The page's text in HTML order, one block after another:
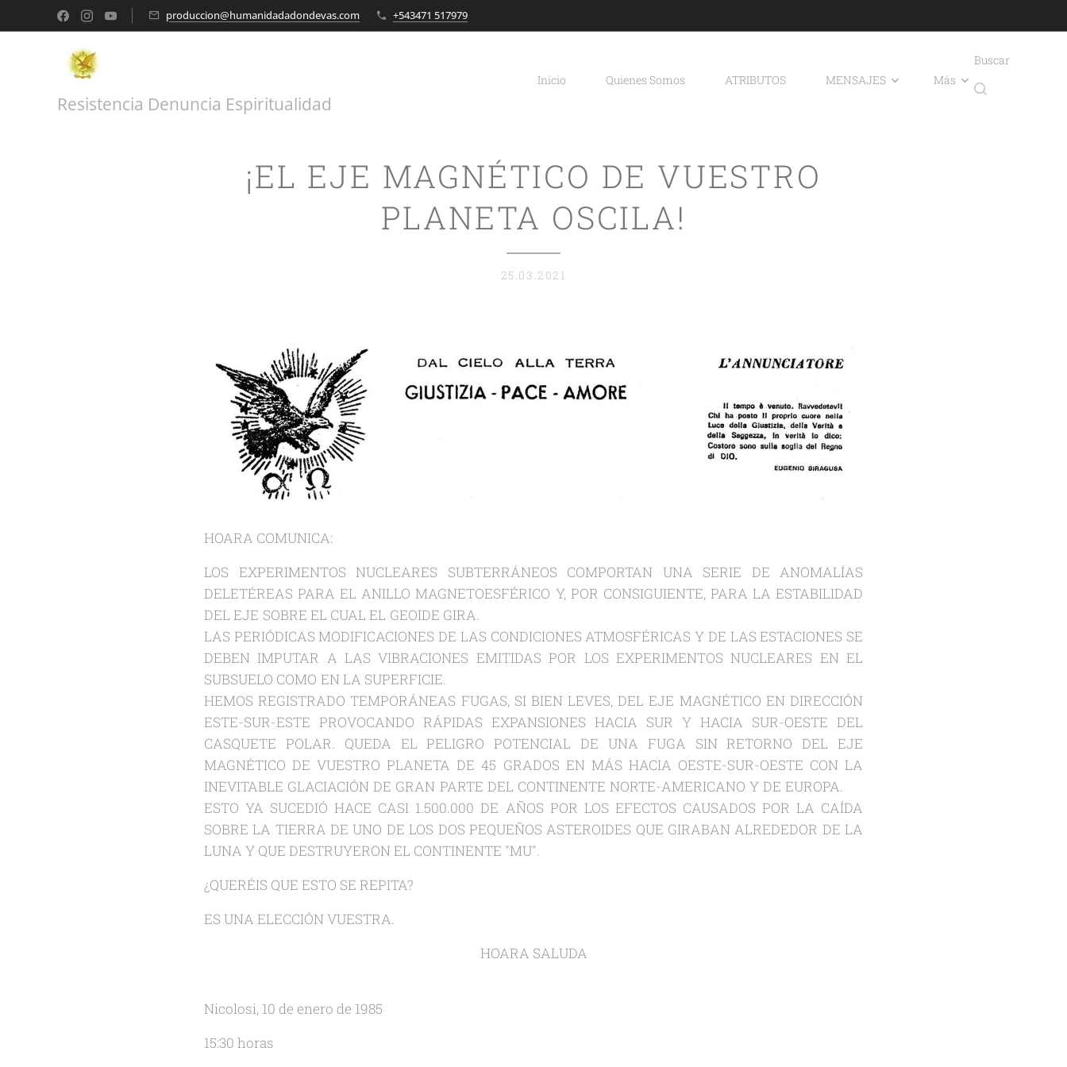
produccion@humanidadadondevas.com +543471 517979
Resistencia Denuncia Espiritualidad
Inicio Quienes Somos ATRIBUTOS MENSAJES Más
Buscar
¡EL EJE MAGNÉTICO DE VUESTRO
PLANETA OSCILA!
25.03.2021
HOARA COMUNICA:
LOS EXPERIMENTOS NUCLEARES SUBTERRÁNEOS COMPORTAN UNA SERIE DE ANOMALÍAS
DELETÉREAS PARA EL ANILLO MAGNETOESFÉRICO Y, POR CONSIGUIENTE, PARA LA ESTABILIDAD
DEL EJE SOBRE EL CUAL EL GEOIDE GIRA.
LAS PERIÓDICAS MODIFICACIONES DE LAS CONDICIONES ATMOSFÉRICAS Y DE LAS ESTACIONES SE
DEBEN IMPUTAR A LAS VIBRACIONES EMITIDAS POR LOS EXPERIMENTOS NUCLEARES EN EL
SUBSUELO COMO EN LA SUPERFICIE.
HEMOS REGISTRADO TEMPORÁNEAS FUGAS, SI BIEN LEVES, DEL EJE MAGNÉTICO EN DIRECCIÓN
ESTE-SUR-ESTE PROVOCANDO RÁPIDAS EXPANSIONES HACIA SUR Y HACIA SUR-OESTE DEL
CASQUETE POLAR. QUEDA EL PELIGRO POTENCIAL DE UNA FUGA SIN RETORNO DEL EJE
MAGNÉTICO DE VUESTRO PLANETA DE 45 GRADOS EN MÁS HACIA OESTE-SUR-OESTE CON LA
INEVITABLE GLACIACIÓN DE GRAN PARTE DEL CONTINENTE NORTE-AMERICANO Y DE EUROPA.
ESTO YA SUCEDIÓ HACE CASI 1.500.000 DE AÑOS POR LOS EFECTOS CAUSADOS POR LA CAÍDA
SOBRE LA TIERRA DE UNO DE LOS DOS PEQUEÑOS ASTEROIDES QUE GIRABAN ALREDEDOR DE LA
LUNA Y QUE DESTRUYERON EL CONTINENTE "MU".
¿QUERÉIS QUE ESTO SE REPITA?
ES UNA ELECCIÓN VUESTRA.
HOARA SALUDA
Nicolosi, 10 de enero de 1985
15:30 horas